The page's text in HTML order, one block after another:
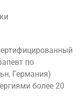
по
Германия)
более 20